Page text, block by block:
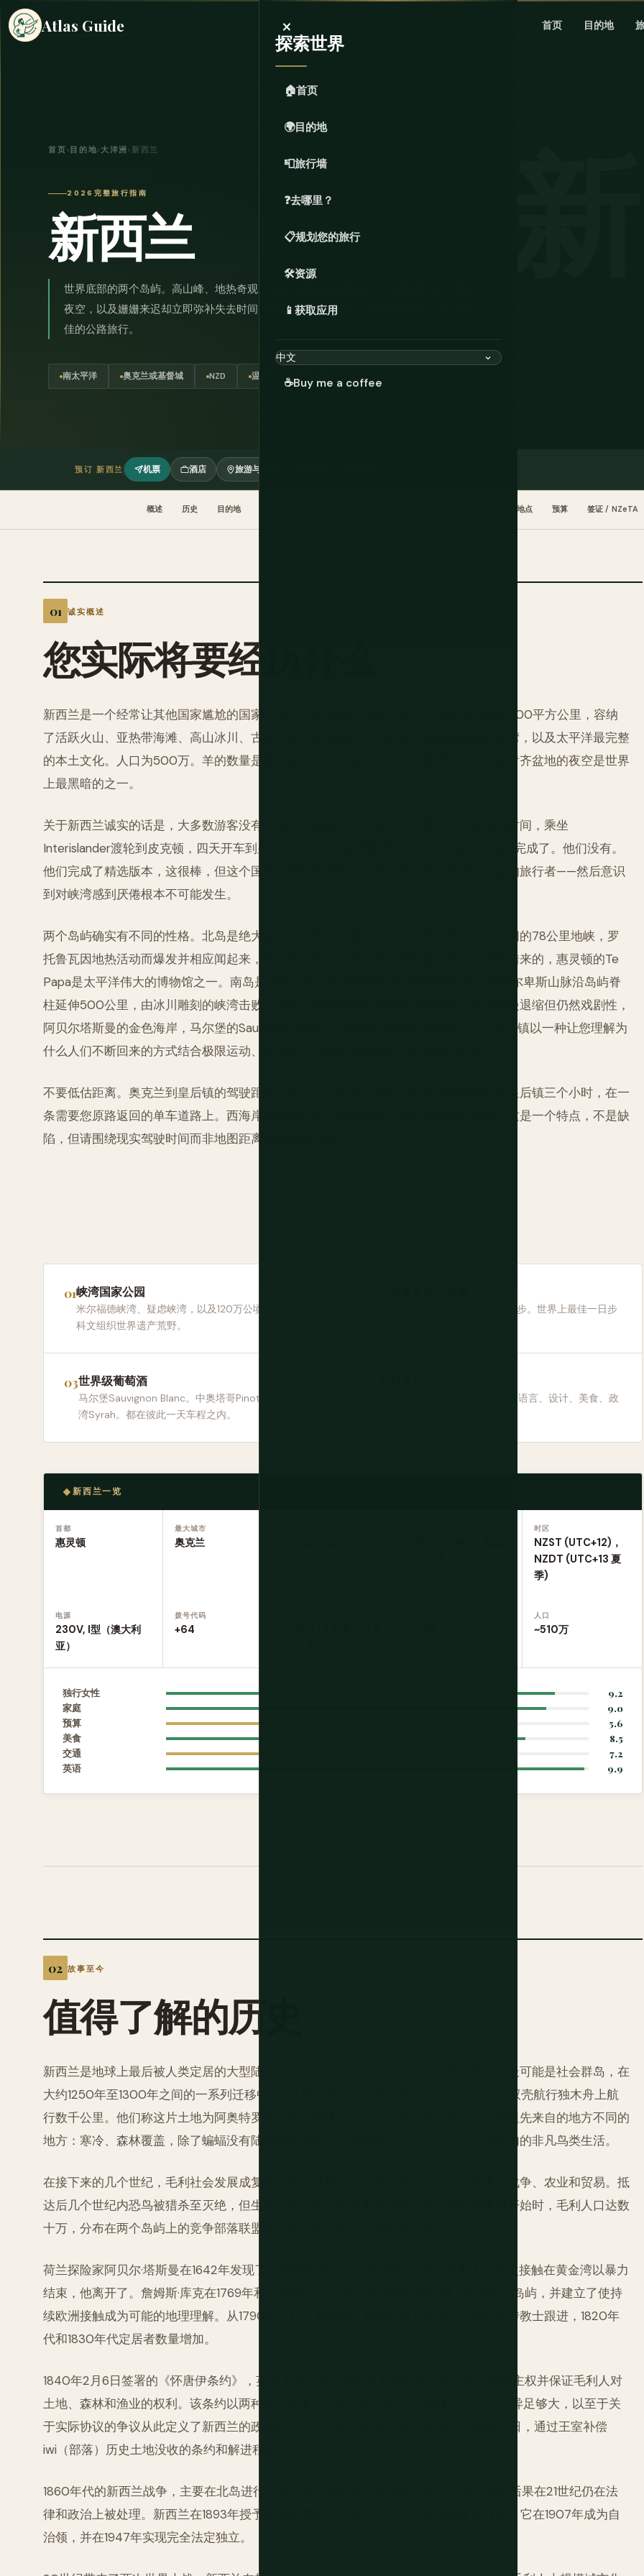
Atlas Guide 首页 目的地
×
探索世界
🏠首页
🌍目的地
📮旅行墙
❓去哪里？
📋规划您的旅行
🛠️资源
📱 获取应用
☕Buy me a coffee
首页 › 目的地› 大洋洲 › 新西兰
2026完整旅行指南
新西兰
世界底部的两个岛屿。高山峰、地热奇观、由冰川雕刻而成的峡湾、您见过的最清澈的
夜空，以及姗姗来迟却立即弥补失去时间的葡萄酒文化。每个人都说这是他们一生中最
佳的公路旅行。
南太平洋 奥克兰或基督城 NZD 温带 自驾天堂
预订 新西兰 机票 酒店 旅游与活动
概述 历史 目的地 住宿地点 预算 签证 / NZeTA
诚实概述
您实际将要经历什么
新西兰是一个经常让其他国家尴尬的国家。两个主要岛屿和几百个小岛，覆盖大约268,000平方公里，容纳
了活跃火山、亚热带海滩、高山冰川、古老雨林、世界级酒庄、看起来像电脑生成的峡湾，以及太平洋最完整
的本土文化。人口为500万。羊的数量是他们的几倍。奥克兰以外的道路空旷。南岛麦肯齐盆地的夜空是世界
上最黑暗的之一。
关于新西兰诚实的话是，大多数游客没有给自己足够的时间。他们飞抵奥克兰，花两天时间，乘坐
Interislander渡轮到皮克顿，四天开车到皇后镇，看米尔福德峡湾，然后飞回家以为他们完成了。他们没有。
他们完成了精选版本，这很棒，但这个国家奖励那些停留足够长时间以对景观感到厌倦的旅行者——然后意识
到对峡湾感到厌倦根本不可能发生。
两个岛屿确实有不同的性格。北岛是绝大多数人口居住的地方，奥克兰横跨两个港口之间的78公里地峡，罗
托鲁瓦因地热活动而爆发并相应闻起来，汤加里罗的火山高原看起来像是从另一个星球借来的，惠灵顿的Te
Papa是太平洋伟大的博物馆之一。南岛是景观从令人印象深刻转向压倒性的地方：南阿尔卑斯山脉沿岛屿脊
柱延伸500公里，由冰川雕刻的峡湾击败了描述，弗朗茨约瑟夫和福克斯的冰川本身缓慢退缩但仍然戏剧性，
阿贝尔塔斯曼的金色海岸，马尔堡的Sauvignon Blanc，中奥塔哥的Pinot Noir，以及皇后镇以一种让您理解为
什么人们不断回来的方式结合极限运动、优秀餐厅和Remarkables山脉环绕的湖泊。
不要低估距离。奥克兰到皇后镇的驾驶距离大致相当于伦敦到罗马。米尔福德峡湾距离皇后镇三个小时，在一
条需要您原路返回的单车道路上。西海岸的偏远程度让期待发达旅游走廊的游客惊讶。这是一个特点，不是缺
陷，但请围绕现实驾驶时间而非地图距离构建您的行程。
峡湾国家公园
米尔福德峡湾、疑虑峡湾，以及120万公顷的联合国教
科文组织世界遗产荒野。
横跨活跃火山高原的19.4公里徒步。世界上最佳一日步
世界级葡萄酒
马尔堡Sauvignon Blanc。中奥塔哥Pinot Noir。霍克斯
湾Syrah。都在彼此一天车程之内。
太平洋最完整的本土文化，融入语言、设计、美食、政
新西兰一览
首都
惠灵顿
最大城市
奥克兰
时区
NZST (UTC+12)，
NZDT (UTC+13 夏
季)
电源
230V, I型（澳大利
亚）
拨号代码
+64
人口
~510万
独行女性
9.2
家庭
9.0
预算
5.6
美食
8.5
交通
7.2
英语
9.9
故事至今
值得了解的历史
新西兰是地球上最后被人类定居的大型陆地之一。毛利人的祖先从东波利尼西亚抵达，最可能是社会群岛，在
大约1250年至1300年之间的一系列迁移中——使用星星、洋流和鸟类行为作为仪器，在双壳航行独木舟上航
行数千公里。他们称这片土地为阿奥特罗亚，通常翻译为长白云之乡，并发现了一个与祖先来自的地方不同的
地方：寒冷、森林覆盖，除了蝙蝠没有陆地哺乳动物，以及包括巨大的不会飞的恐鸟在内的非凡鸟类生活。
在接下来的几个世纪，毛利社会发展成复杂的部落结构，具有复杂的口头传统、艺术、战争、农业和贸易。抵
达后几个世纪内恐鸟被猎杀至灭绝，但生态学的其他方面被更仔细地管理。到欧洲接触开始时，毛利人口达数
十万，分布在两个岛屿上的竞争部落联盟中，具有发达的社会和政治系统。
荷兰探险家阿贝尔·塔斯曼在1642年发现了南岛西海岸，但没有登陆——他与毛利人的首次接触在黄金湾以暴力
结束，他离开了。詹姆斯·库克在1769年和1770年进行了首次详细的欧洲勘测，环绕两个岛屿，并建立了使持
续欧洲接触成为可能的地理理解。从1790年代起，海豹猎人和捕鲸者大量抵达，1814年传教士跟进，1820年
代和1830年代定居者数量增加。
1840年2月6日签署的《怀唐伊条约》，英国王室与超过500名毛利酋长之间，建立英国主权并保证毛利人对
土地、森林和渔业的权利。该条约以两种语言签署——英语和毛利语——版本在含义上差异足够大，以至于关
于实际协议的争议从此定义了新西兰的政治历史。2月6日的怀唐伊日仍是新西兰的国庆日，通过王室补偿
iwi（部落）历史土地没收的条约和解进程正在进行中。
1860年代的新西兰战争，主要在北岛进行，涉及从毛利部落大量没收土地。这些没收的后果在21世纪仍在法
律和政治上被处理。新西兰在1893年授予妇女投票权，是世界上第一个自治国家这样做。它在1907年成为自
治领，并在1947年实现完全法定独立。